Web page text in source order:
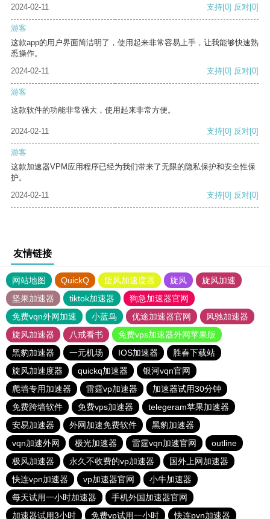
2024-02-11
支持[0] 反对[0]
游客
这款app的用户界面简洁明了，使用起来非常容易上手，让我能够快速熟
悉操作。
2024-02-11
支持[0] 反对[0]
游客
这款软件的功能非常强大，使用起来非常方便。
2024-02-11 支持[0] 反对[0]
游客
这款加速器VPM应用程序已经为我们带来了无限的隐私保护和安全性保
护。
2024-02-11
支持[0] 反对[0]
友情链接
网站地图 QuickQ 旋风加速度器 旋风
旋风加速
坚果加速器
tiktok加速器
狗急加速器官网
免费vqn外网加速
小蓝鸟 优途加速器官网
风驰加速器
旋风加速器
八戒看书
免费vps加速器外网苹果版
黑豹加速器
一元机场 IOS加速器
胜春下载站
旋风加速度器
quickq加速器
银河vqn官网
爬墙专用加速器
雷霆vp加速器
加速器试用30分钟
免费跨墙软件
免费vps加速器
telegeram苹果加速器
安易加速器
外网加速免费软件
黑豹加速器
vqn加速外网
极光加速器 雷霆vqn加速官网
outline
极风加速器
永久不收费的vp加速器
国外上网加速器
快连vρn加速器
vp加速器官网
小牛加速器
每天试用一小时加速器
手机外国加速器官网
加速器试用3小时
免费vp试用一小时 快连pvn加速器